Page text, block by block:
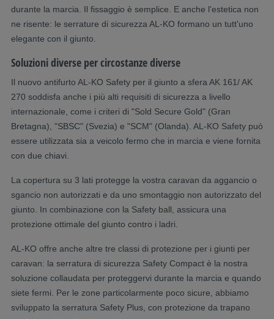
durante la marcia. Il fissaggio è semplice. E anche l'estetica non
ne risente: le serrature di sicurezza AL-KO formano un tutt'uno
elegante con il giunto. ​
Soluzioni diverse per circostanze diverse
Il nuovo antifurto AL-KO Safety per il giunto a sfera AK 161/ AK
270 soddisfa anche i più alti requisiti di sicurezza a livello
internazionale, come i criteri di "Sold Secure Gold" (Gran
Bretagna), "SBSC" (Svezia) e "SCM" (Olanda). AL-KO Safety può
essere utilizzata sia a veicolo fermo che in marcia e viene fornita
con due chiavi.
La copertura su 3 lati protegge la vostra caravan da aggancio o
sgancio non autorizzati e da uno smontaggio non autorizzato del
giunto. In combinazione con la Safety ball, assicura una
protezione ottimale del giunto contro i ladri.
AL-KO offre anche altre tre classi di protezione per i giunti per
caravan: la serratura di sicurezza Safety Compact è la nostra
soluzione collaudata per proteggervi durante la marcia e quando
siete fermi. Per le zone particolarmente poco sicure, abbiamo
sviluppato la serratura Safety Plus, con protezione da trapano